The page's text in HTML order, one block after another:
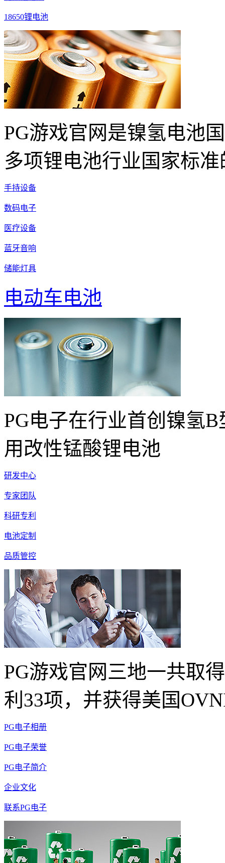
18650锂电池
PG游戏官网是镍氢电池
多项锂电池行业国家标
手持设备
数码电子
医疗设备
蓝牙音响
储能灯具
电动车电池
PG电子在行业首创镍氢
用改性锰酸锂电池
研发中心
专家团队
科研专利
电池定制
品质管控
PG游戏官网三地一共取
利33项，并获得美国
PG电子相册
PG电子荣誉
PG电子简介
企业文化
联系PG电子